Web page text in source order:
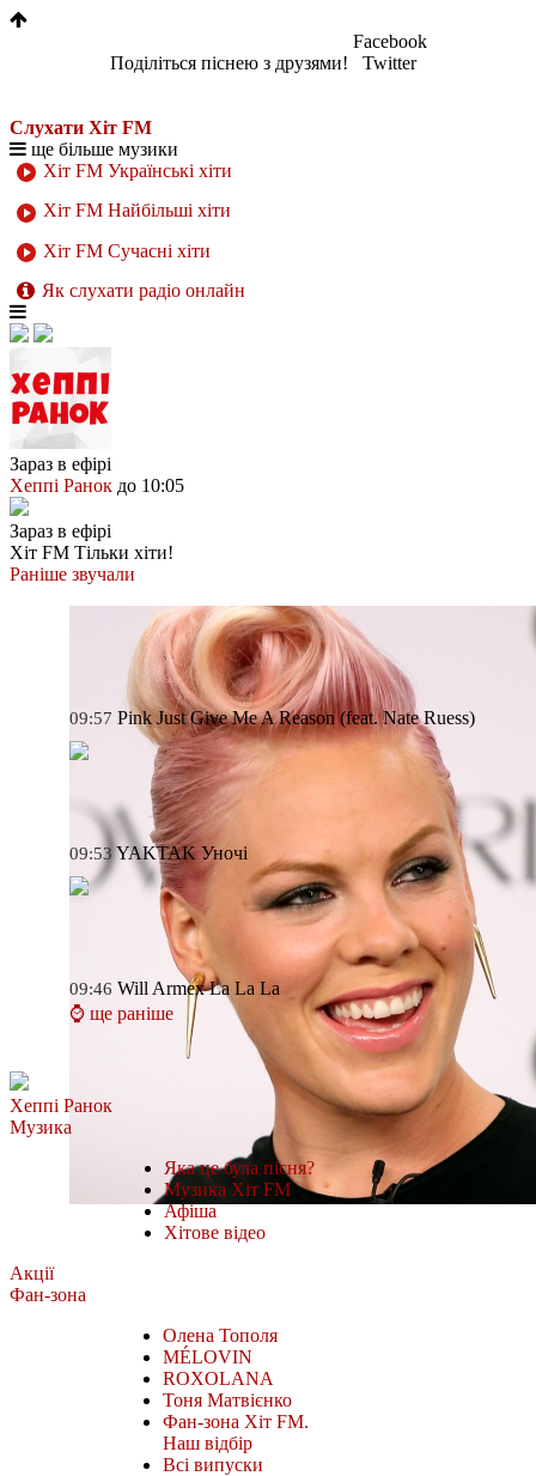
Поділіться піснею з друзями!
Facebook
Twitter
Слухати Хіт FM
ще більше музики
Хіт FM Українські хіти
Хіт FM Найбільші хіти
Хіт FM Сучасні хіти
Як слухати радіо онлайн
Зараз в ефірі
Хеппі Ранок до 10:05
Зараз в ефірі
Хіт FM Тільки хіти!
Раніше звучали
09:57 Pink Just Give Me A Reason (feat. Nate Ruess)
09:53 YAKTAK Уночі
09:46 Will Armex La La La
⌚ ще раніше
Хеппі Ранок
Музика
Яка це була пісня?
Музика Хіт FM
Афіша
Хітове відео
Акції
Фан-зона
Олена Тополя
MÉLOVIN
ROXOLANA
Тоня Матвієнко
Фан-зона Хіт FM.
Наш відбір
Всі випуски